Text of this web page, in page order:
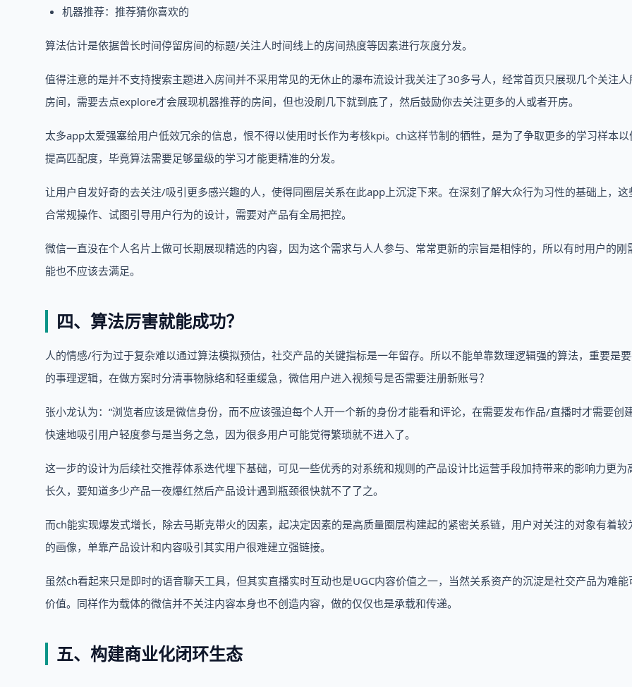
机器推荐：推荐猜你喜欢的
算法估计是依据曾长时间停留房间的标题/关注人时间线上的房间热度等因素进行灰度分发。
值得注意的是并不支持搜索主题进入房间并不采用常见的无休止的瀑布流设计我关注了30多号人，经常首页只展现几个关注
房间，需要去点explore才会展现机器推荐的房间，但也没刷几下就到底了，然后鼓励你去关注更多的人或者开房。
太多app太爱强塞给用户低效冗余的信息，恨不得以使用时长作为考核kpi。ch这样节制的牺牲，是为了争取更多的学习样本
提高匹配度，毕竟算法需要足够量级的学习才能更精准的分发。
让用户自发好奇的去关注/吸引更多感兴趣的人，使得同圈层关系在此app上沉淀下来。在深刻了解大众行为习性的基础上，这
合常规操作、试图引导用户行为的设计，需要对产品有全局把控。
微信一直没在个人名片上做可长期展现精选的内容，因为这个需求与人人参与、常常更新的宗旨是相悖的，所以有时用户的刚
能也不应该去满足。
四、算法厉害就能成功？
人的情感/行为过于复杂难以通过算法模拟预估，社交产品的关键指标是一年留存。所以不能单靠数理逻辑强的算法，重要是
的事理逻辑，在做方案时分清事物脉络和轻重缓急，微信用户进入视频号是否需要注册新账号？
张小龙认为：“浏览者应该是微信身份，而不应该强迫每个人开一个新的身份才能看和评论，在需要发布作品/直播时才需要创
快速地吸引用户轻度参与是当务之急，因为很多用户可能觉得繁琐就不进入了。
这一步的设计为后续社交推荐体系迭代埋下基础，可见一些优秀的对系统和规则的产品设计比运营手段加持带来的影响力更为
长久，要知道多少产品一夜爆红然后产品设计遇到瓶颈很快就不了了之。
而ch能实现爆发式增长，除去马斯克带火的因素，起决定因素的是高质量圈层构建起的紧密关系链，用户对关注的对象有着较
的画像，单靠产品设计和内容吸引其实用户很难建立强链接。
虽然ch看起来只是即时的语音聊天工具，但其实直播实时互动也是UGC内容价值之一，当然关系资产的沉淀是社交产品为难能
价值。同样作为载体的微信并不关注内容本身也不创造内容，做的仅仅也是承载和传递。
五、构建商业化闭环生态